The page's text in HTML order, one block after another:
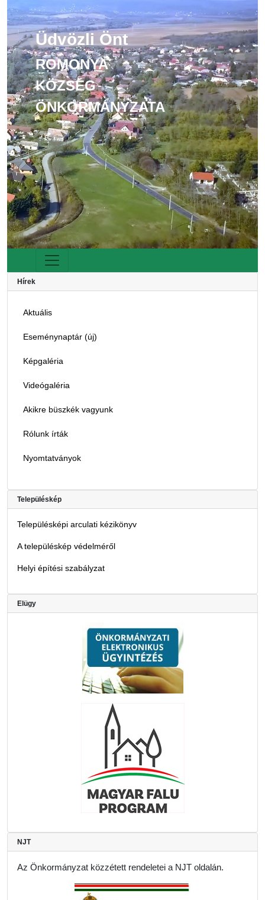
Üdvözli Önt
ROMONYA
KÖZSÉG
ÖNKORMÁNYZATA
Hírek
Aktuális
Eseménynaptár (új)
Képgaléria
Videógaléria
Akikre büszkék vagyunk
Rólunk írták
Nyomtatványok
Településkép
Településképi arculati kézikönyv
A településkép védelméről
Helyi építési szabályzat
Elügy
NJT
Az Önkormányzat közzétett rendeletei a NJT oldalán.